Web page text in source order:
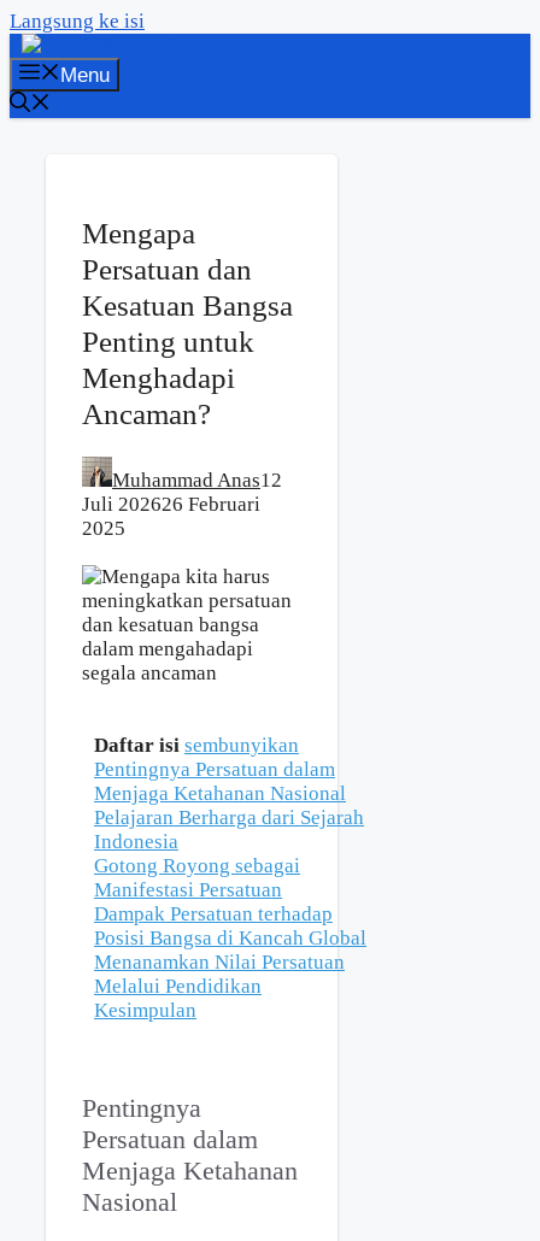
Langsung ke isi
Menu
Mengapa
Persatuan dan
Kesatuan Bangsa
Penting untuk
Menghadapi
Ancaman?
Muhammad Anas12
Juli 202626 Februari
2025
Daftar isi sembunyikan
Pentingnya Persatuan dalam
Menjaga Ketahanan Nasional
Pelajaran Berharga dari Sejarah
Indonesia
Gotong Royong sebagai
Manifestasi Persatuan
Dampak Persatuan terhadap
Posisi Bangsa di Kancah Global
Menanamkan Nilai Persatuan
Melalui Pendidikan
Kesimpulan
Pentingnya
Persatuan dalam
Menjaga Ketahanan
Nasional